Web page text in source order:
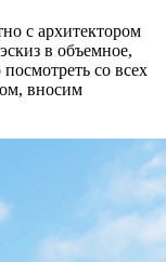
с архитектором
в объемное,
со всех
вносим